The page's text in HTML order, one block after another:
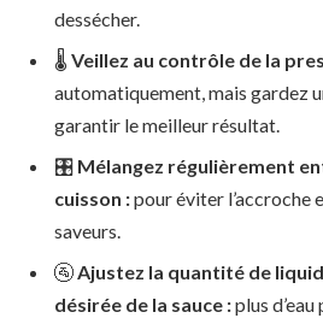
dessécher.
🌡️ Veillez au contrôle de la
automatiquement, mais gardez
garantir le meilleur résultat.
🎛️ Mélangez régulièrement
cuisson :pour éviter l’accroche
saveurs.
🚰Ajustez la quantité de
désirée de la sauce :plus